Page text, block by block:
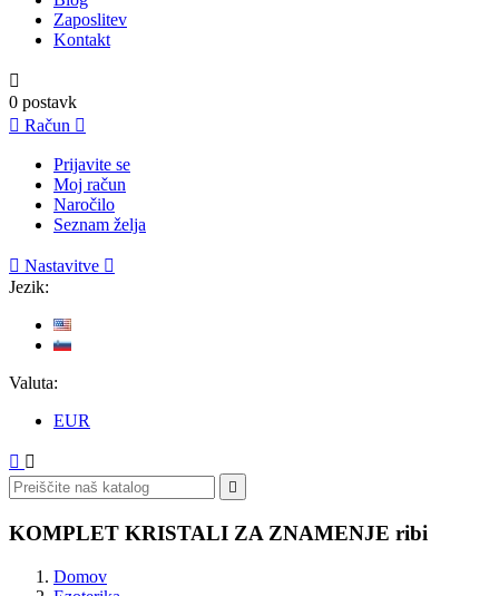
Zaposlitev
Kontakt

0 postavk
 Račun 
Prijavite se
Moj račun
Naročilo
Seznam želja
 Nastavitve 
Jezik:
Valuta:
EUR
 

KOMPLET KRISTALI ZA ZNAMENJE ribi
Domov